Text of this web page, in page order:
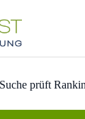
prüft